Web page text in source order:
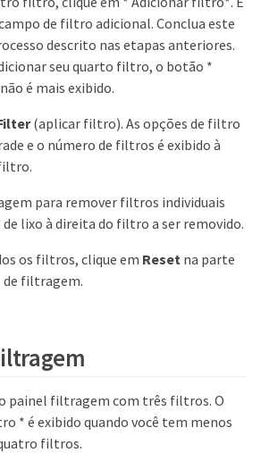
de filtro adicional. Conclua este
descrito nas etapas anteriores.
seu quarto filtro, o botão *
é mais exibido.
(aplicar filtro). As opções de filtro
e o número de filtros é exibido à
para remover filtros individuais
lixo à direita do filtro a ser removido.
os filtros, clique em Resetna parte
filtragem.
painel filtragem com três filtros. O
* é exibido quando você tem menos
filtros.